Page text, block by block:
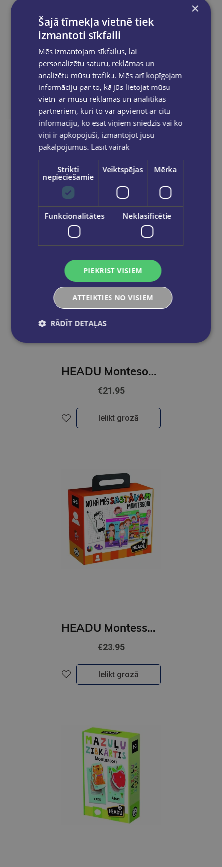
HEADU Montesori pirmā puzle - Mežs
€21.95
Ielikt grozā
HEADU Montesori pirmā puzle - Ferma
€21.95
Ielikt grozā
HEADU Montessori Mūsu ķermeņa uzbūve (latviešu val.)
€23.95
Ielikt grozā
×
Šajā tīmekļa vietnē tiek
izmantoti sīkfaili
Mēs izmantojam sīkfailus, lai
personalizētu saturu, reklāmas un
analizētu mūsu trafiku. Mēs arī kopīgojam
informāciju par to, kā jūs lietojat mūsu
vietni ar mūsu reklāmas un analītikas
partneriem, kuri to var apvienot ar citu
informāciju, ko esat viņiem sniedzis vai ko
viņi ir apkopojuši, izmantojot jūsu
pakalpojumus. Lasīt vairāk
Strikti
nepieciešamie
Veiktspējas Mērķa
Funkcionalitātes Neklasificētie
PIEKRIST VISIEM
ATTEIKTIES NO VISIEM
RĀDĪT DETAĻAS